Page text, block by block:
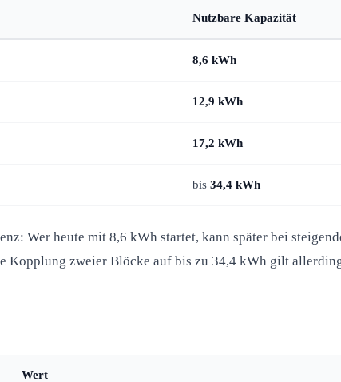
Nutzbare Kapazität
8,6 kWh
12,9 kWh
17,2 kWh
bis 34,4 kWh
Wer heute mit 8,6 kWh startet, kann später bei
Kopplung zweier Blöcke auf bis zu 34,4 kWh gilt
Wert